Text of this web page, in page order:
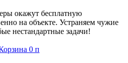
окажут бесплатную
на объекте. Устраняем чужие
нестандартные задачи!
0 п